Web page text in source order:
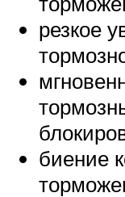
резкое
биение